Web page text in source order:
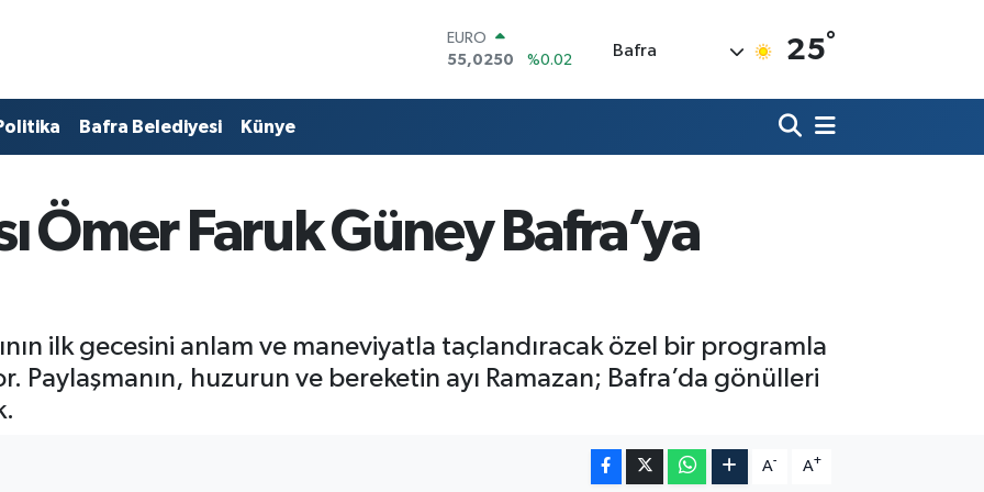
STERLİN
64,2398
%0.2
47,6006
%0.06
EURO
Bafra 25°
Bafra Belediyesi Künye
Ömer Faruk Güney Bafra’ya
ilk gecesini anlam ve maneviyatla taçlandıracak özel bir programla
Paylaşmanın, huzurun ve bereketin ayı Ramazan; Bafra’da gönülleri
A- A+